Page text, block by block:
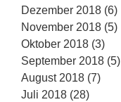
Dezember 2018 (6)
November 2018 (5)
Oktober 2018 (3)
September 2018 (5)
August 2018 (7)
Juli 2018 (28)